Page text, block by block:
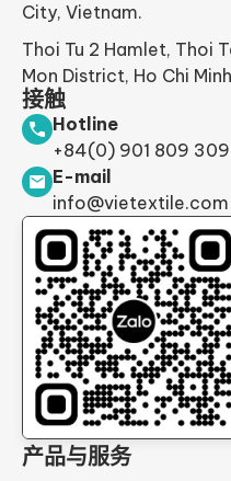
City, Vietnam.
Thoi Tu 2 Hamlet, Thoi
Mon District, Ho Chi
接触
Hotline
+84(0) 901 809 309
E-mail
info@vietextile.com
产品与服务